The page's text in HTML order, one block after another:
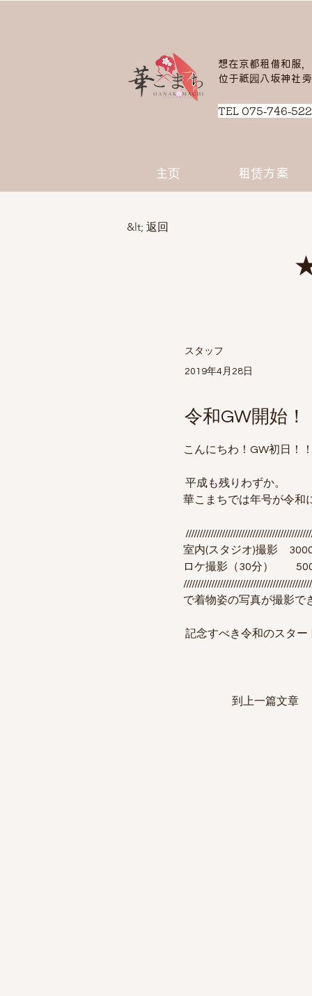
想在京都租借和服
位于祇园八坂神社
​TEL 075-746-
主页 租赁方案
&lt; 返回
スタッフ
2019年4月28日
令和GW開始！
こんにちわ！GW初日！
平成も残りわずか。
華こまちでは年号が令和
////////////////////////////////////////////
室内(スタジオ)撮影　
ロケ撮影（30分）　　
////////////////////////////////////////////
で着物姿の写真が撮影で
記念すべき令和のスター
到上一篇文章